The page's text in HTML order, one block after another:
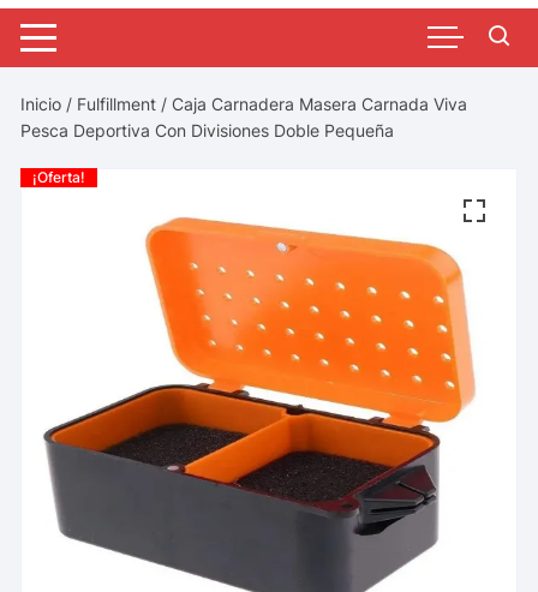
Inicio / Fulfillment / Caja Carnadera Masera Carnada Viva
Pesca Deportiva Con Divisiones Doble Pequeña
¡Oferta!